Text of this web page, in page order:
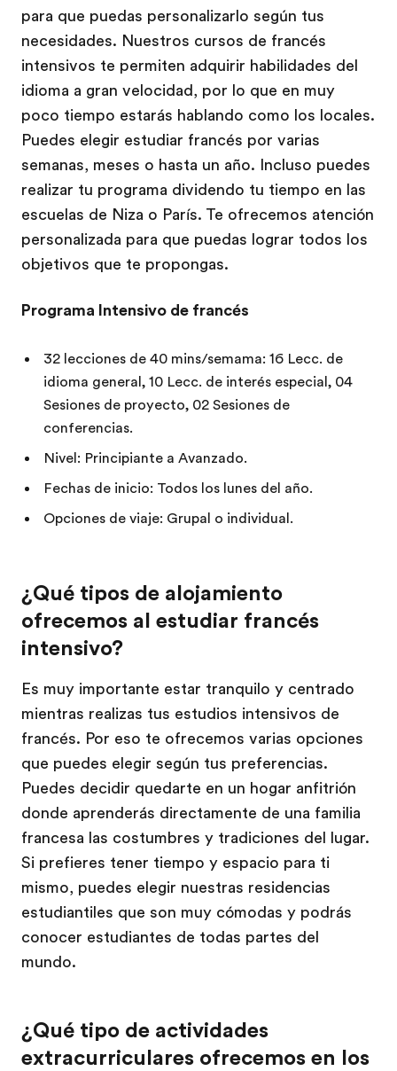
para que puedas personalizarlo según tus
necesidades. Nuestros cursos de francés
intensivos te permiten adquirir habilidades del
idioma a gran velocidad, por lo que en muy
poco tiempo estarás hablando como los locales.
Puedes elegir estudiar francés por varias
semanas, meses o hasta un año. Incluso puedes
realizar tu programa dividendo tu tiempo en las
escuelas de Niza o París. Te ofrecemos atención
personalizada para que puedas lograr todos los
objetivos que te propongas.
Programa Intensivo de francés
32 lecciones de 40 mins/semama: 16 Lecc. de
idioma general, 10 Lecc. de interés especial, 04
Sesiones de proyecto, 02 Sesiones de
conferencias.
Nivel: Principiante a Avanzado.
Fechas de inicio: Todos los lunes del año.
Opciones de viaje: Grupal o individual.
¿Qué tipos de alojamiento
ofrecemos al estudiar francés
intensivo?
Es muy importante estar tranquilo y centrado
mientras realizas tus estudios intensivos de
francés. Por eso te ofrecemos varias opciones
que puedes elegir según tus preferencias.
Puedes decidir quedarte en un hogar anfitrión
donde aprenderás directamente de una familia
francesa las costumbres y tradiciones del lugar.
Si prefieres tener tiempo y espacio para ti
mismo, puedes elegir nuestras residencias
estudiantiles que son muy cómodas y podrás
conocer estudiantes de todas partes del
mundo.
¿Qué tipo de actividades
extracurriculares ofrecemos en los